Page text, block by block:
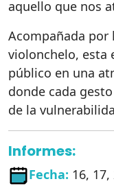
aquello que nos
Acompañada
violonchelo, esta
público en una
donde cada
de la
Informes:
Fecha: 16,